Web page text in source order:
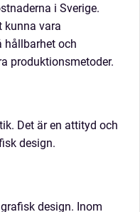
i Sverige.
kunna vara
hållbarhet och
produktionsmetoder.
Det är en attityd och
design.
design. Inom